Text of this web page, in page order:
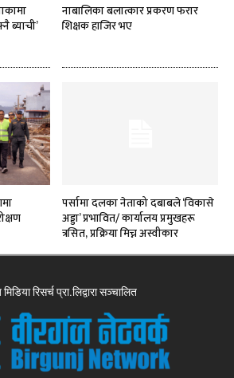
ब्याची’
नाबालिका बलात्कार प्रकरण फरार
शिक्षक हाजिर भए
पर्सामा दलका नेताको दबाबले ‘विकासे
अड्डा’ प्रभावित/ कार्यालय प्रमुखहरू
त्रसित, प्रक्रिया मिच्न अस्वीकार
रिसर्च प्रा.लिद्वारा सञ्चालित